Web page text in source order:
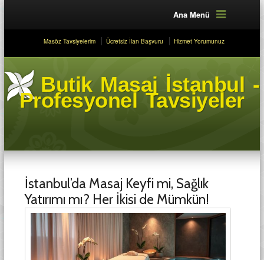
Ana Menü
Masöz Tavsiyelerim Ücretsiz İlan Başvuru Hizmet Yorumunuz
Butik Masaj İstanbul -
Profesyonel Tavsiyeler
İstanbul’da Masaj Keyfi mi, Sağlık
Yatırımı mı? Her İkisi de Mümkün!